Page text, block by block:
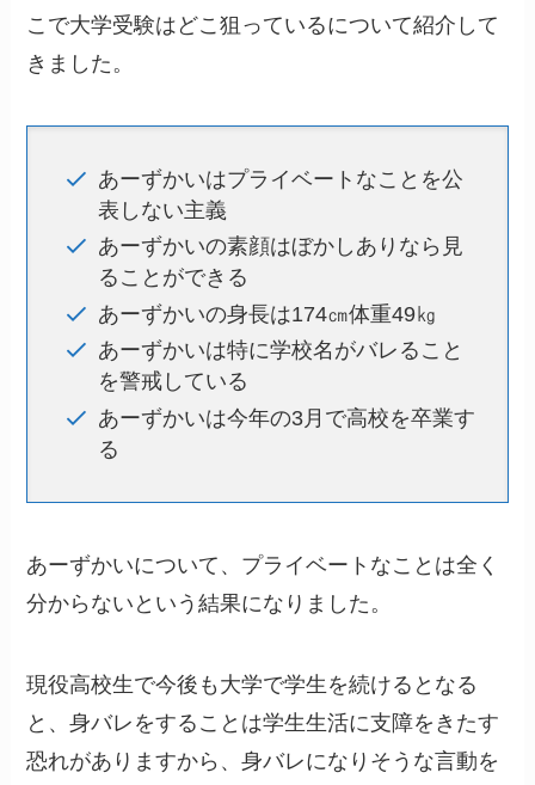
こで大学受験はどこ狙っているについて紹介して
きました。
あーずかいはプライベートなことを公
表しない主義
あーずかいの素顔はぼかしありなら見
ることができる
あーずかいの身長は174㎝体重49㎏
あーずかいは特に学校名がバレること
を警戒している
あーずかいは今年の3月で高校を卒業す
る
あーずかいについて、プライベートなことは全く
分からないという結果になりました。
現役高校生で今後も大学で学生を続けるとなる
と、身バレをすることは学生生活に支障をきたす
恐れがありますから、身バレになりそうな言動を